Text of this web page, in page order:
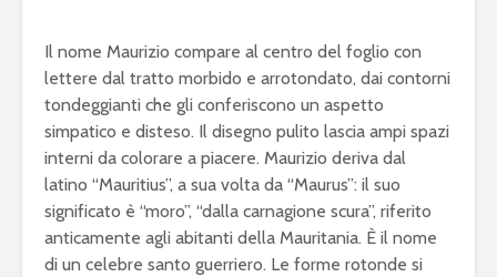
Il nome Maurizio compare al centro del foglio con
lettere dal tratto morbido e arrotondato, dai contorni
tondeggianti che gli conferiscono un aspetto
simpatico e disteso. Il disegno pulito lascia ampi spazi
interni da colorare a piacere. Maurizio deriva dal
latino “Mauritius”, a sua volta da “Maurus”: il suo
significato è “moro”, “dalla carnagione scura”, riferito
anticamente agli abitanti della Mauritania. È il nome
di un celebre santo guerriero. Le forme rotonde si